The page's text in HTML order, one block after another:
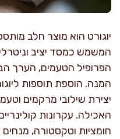
יוגורט הוא מוצר חלב
המשמש כמסד יציב
הפרופיל הטעמים, הערך
המנה. הוספת תוספות
יצירת שילובי מרקמים
האכילה. עקרונות
חומציות וטקסטורה,